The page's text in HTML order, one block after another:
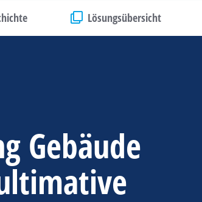
Lösungsübersicht
Gebäude